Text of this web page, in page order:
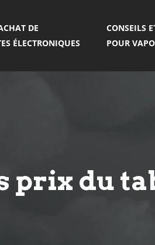
DE
ÉLECTRONIQUES
CONSEILS
POUR
prix du